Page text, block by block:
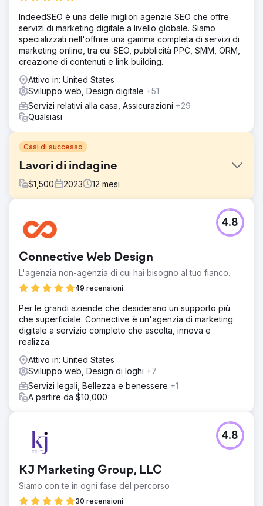
IndeedSEO è una delle migliori agenzie SEO che offre
servizi di marketing digitale a livello globale. Siamo
specializzati nell'offrire una gamma completa di servizi di
marketing online, tra cui SEO, pubblicità PPC, SMM, ORM,
creazione di contenuti e link building.
Attivo in: United States
Sviluppo web, Design digitale +51
Servizi relativi alla casa, Assicurazioni +29
Qualsiasi
Casi di successo
Lavori di indagine
$1,500 2023 12 mesi
Il marketing e le segnalazioni tramite passaparola
avevano funzionato bene per attirare nuovi affari, ma non
C’erano diversi concorrenti esperti con molte recensioni
che stavano investendo attivamente nella SEO.
Soluzione
pagine di localizzazione e gli elementi di conversione
sono stati ottimizzati. Abbiamo avviato un programma di
link building in corso che ha portato a posizionamenti
dominanti nelle mappe e nella ricerca organica.
Risultato
L'aumento della visibilità dalle mappe e i miglioramenti del
ranking organico hanno comportato un aumento del
700% delle entrate in 1 anno.
Connective Web Design
L'agenzia non-agenzia di cui hai bisogno al tuo fianco.
49 recensioni
4.8
Per le grandi aziende che desiderano un supporto più
che superficiale. Connective è un'agenzia di marketing
digitale a servizio completo che ascolta, innova e
realizza.
Attivo in: United States
Sviluppo web, Design di loghi +7
Servizi legali, Bellezza e benessere +1
A partire da $10,000
KJ Marketing Group, LLC
Siamo con te in ogni fase del percorso
30 recensioni
4.8